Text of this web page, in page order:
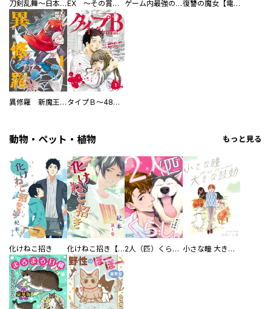
刀剣乱舞～日本号つれづれ酒～ EX ～その賞金稼ぎは、世界の出口を探す～【単行本版】 ゲーム内最強の『裏ボス』に転生したので、主人公の代わりに最速クリアを目指します！【電子単行本版】 復讐の魔女【電子単行本版】
異修羅 新魔王戦争 タイプＢ～48時間後、致死率100％～【単話】
動物・ペット・植物 もっと見る
化けねこ招き 化けねこ招き【描きおろし付合冊版】 2人（匹）くらし。 小さな瞳 大きな鼓動